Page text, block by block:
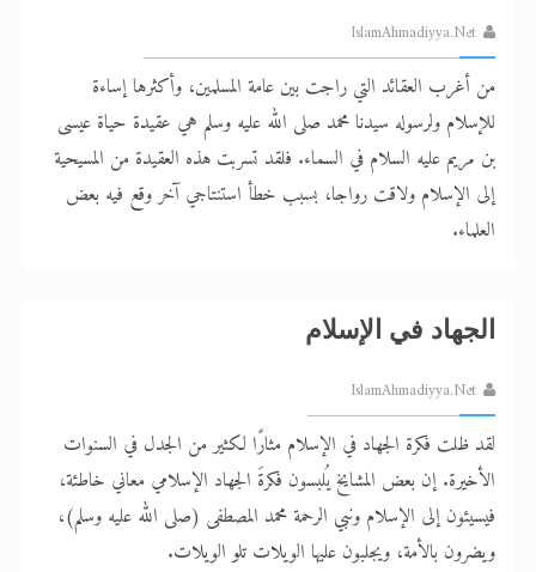
IslamAhmadiyya.Net
من أغرب العقائد التي راجت بين عامة المسلمين، وأكثرها إساءة
للإسلام ولرسوله سيدنا محمد صلى الله عليه وسلم هي عقيدة حياة عيسى
بن مريم عليه السلام في السماء. فلقد تسربت هذه العقيدة من المسيحية
إلى الإسلام ولاقت رواجا، بسبب خطأ استنتاجي آخر وقع فيه بعض
العلماء.
الجهاد في الإسلام
IslamAhmadiyya.Net
لقد ظلت فكرة الجهاد في الإسلام مثارًا لكثير من الجدل في السنوات
الأخيرة. إن بعض المشايخ يُلبسون فكرةَ الجهاد الإسلامي معاني خاطئة،
فيسيئون إلى الإسلام ونبي الرحمة محمد المصطفى (صلى الله عليه وسلم)،
ويضرون بالأمة، ويجلبون عليها الويلات تلو الويلات.